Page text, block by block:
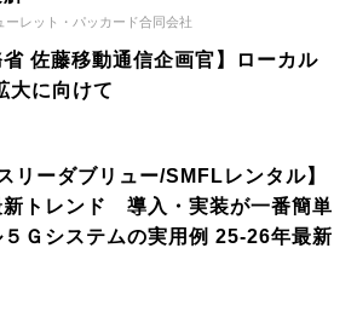
ーレット・パッカード合同会社
省 佐藤移動通信企画官】ローカル
大に向けて
リーダブリュー/SMFLレンタル】
新トレンド 導入・実装が一番簡単
Ｇシステムの実用例 25-26年最新